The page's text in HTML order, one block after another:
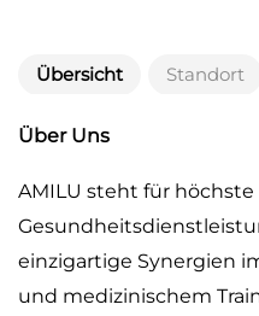
Übersicht Standort
Über Uns
AMILU steht für
einzigartige Synergien
und medizinischem